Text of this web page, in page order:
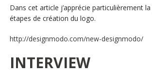
Dans cet article j’apprécie particulièrement
étapes de création du logo.
http://designmodo.com/new-designmodo/
INTERVIEW